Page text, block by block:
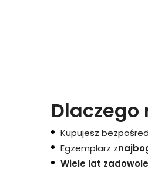
Dlaczego
Kupujesz
Egzemplarz z
Wiele lat